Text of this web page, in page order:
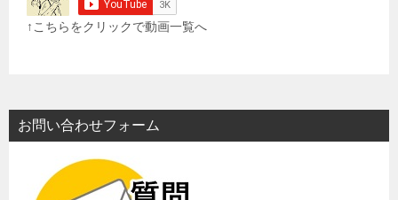
↑こちらをクリックで動画一覧へ
お問い合わせフォーム